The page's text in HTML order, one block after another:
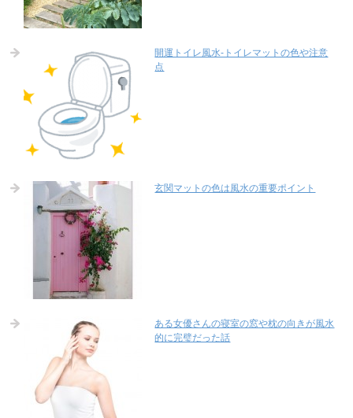
開運トイレ風水-トイレマットの色や注意
点
玄関マットの色は風水の重要ポイント
ある女優さんの寝室の窓や枕の向きが風水
的に完璧だった話